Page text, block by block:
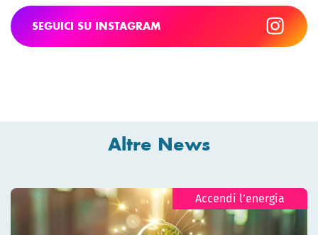
SEGUICI SU INSTAGRAM
Altre News
Accendi l’energia